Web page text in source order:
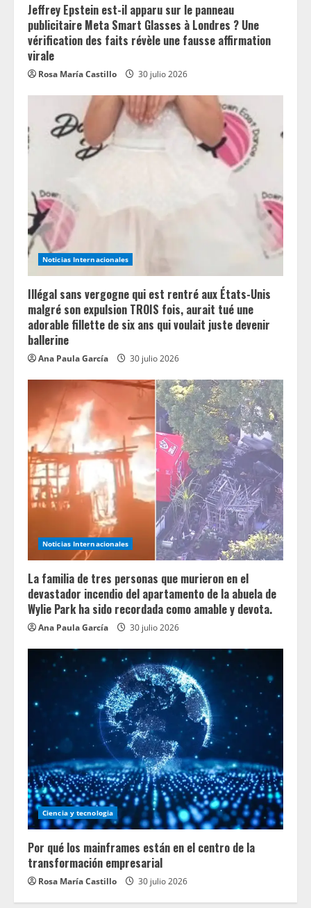
Jeffrey Epstein est-il apparu sur le panneau
publicitaire Meta Smart Glasses à Londres ? Une
vérification des faits révèle une fausse affirmation
virale
Rosa María Castillo 30 julio 2026
Noticias Internacionales
Illégal sans vergogne qui est rentré aux États-Unis
malgré son expulsion TROIS fois, aurait tué une
adorable fillette de six ans qui voulait juste devenir
ballerine
Ana Paula García 30 julio 2026
Noticias Internacionales
La familia de tres personas que murieron en el
devastador incendio del apartamento de la abuela de
Wylie Park ha sido recordada como amable y devota.
Ana Paula García 30 julio 2026
Ciencia y tecnologia
Por qué los mainframes están en el centro de la
transformación empresarial
Rosa María Castillo 30 julio 2026